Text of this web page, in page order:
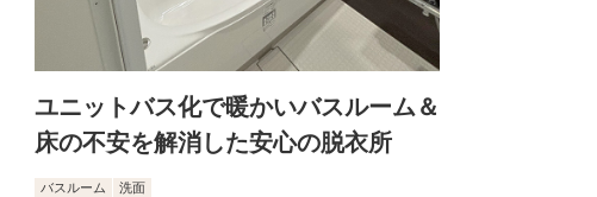
ユニットバス化で暖かいバスルーム＆
床の不安を解消した安心の脱衣所
バスルーム 洗面